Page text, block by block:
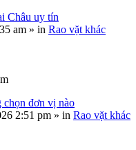
Châu uy tín
am » in Rao vặt khác
chọn đơn vị nào
2:51 pm » in Rao vặt khác